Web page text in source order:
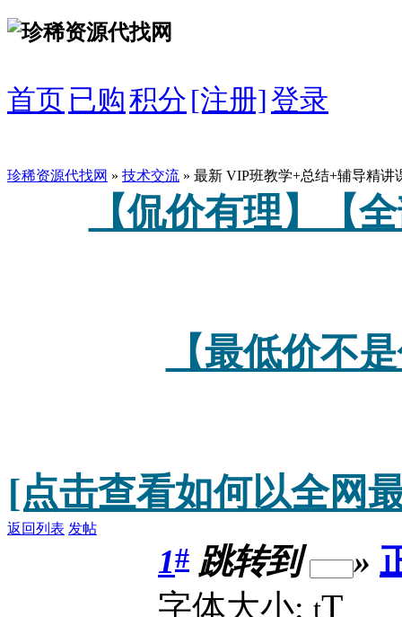
首页 已购积分[注册]登录
珍稀资源代找网 » 技术交流 » 最新 VIP班教学+总结+辅导精
【侃价有理】【
【最低价不
[点击查看如何以全网
返回列表 发帖
1# 跳转到 »
字体大小: tT